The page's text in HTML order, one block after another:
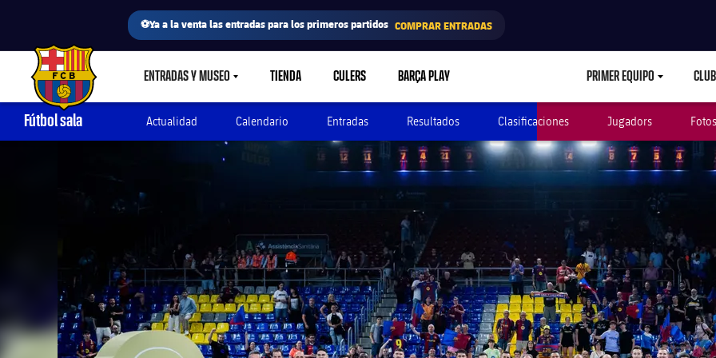
⚽Ya a la venta las entradas para los primeros partidos COMPRAR ENTRADAS
FC Barcelona club badge ENTRADAS Y MUSEOLABEL.SHARE.CARETDOWN
TIENDA CULERS BARÇA PLAY PRIMER EQUIPO CLUB
Fútbol sala Actualidad Calendario Entradas Resultados Clasificaciones Jugadors Fotos